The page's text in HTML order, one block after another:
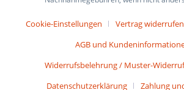
Cookie-Einstellungen Vertrag widerrufen
AGB und
Widerrufsbelehrung / Muster-
Datenschutzerklärung
Zahlung